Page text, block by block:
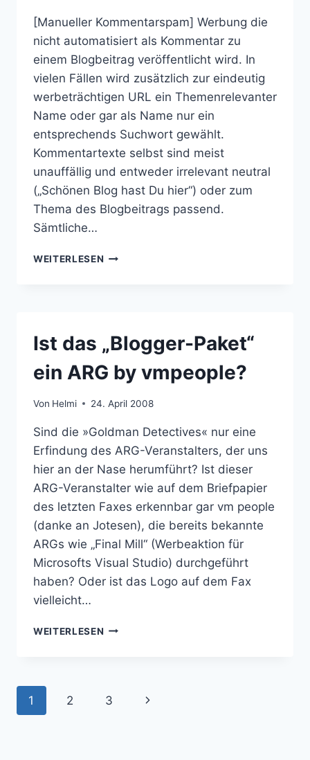
[Manueller Kommentarspam] Werbung die
nicht automatisiert als Kommentar zu
einem Blogbeitrag veröffentlicht wird. In
vielen Fällen wird zusätzlich zur eindeutig
werbeträchtigen URL ein Themenrelevanter
Name oder gar als Name nur ein
entsprechends Suchwort gewählt.
Kommentartexte selbst sind meist
unauffällig und entweder irrelevant neutral
(„Schönen Blog hast Du hier“) oder zum
Thema des Blogbeitrags passend.
Sämtliche…
WEITERLESEN MITMACH-
Ist das „Blogger-Paket“
ein ARG by vmpeople?
Von Helmi 24. April 2008
Sind die »Goldman Detectives« nur eine
Erfindung des ARG-Veranstalters, der uns
hier an der Nase herumführt? Ist dieser
ARG-Veranstalter wie auf dem Briefpapier
des letzten Faxes erkennbar gar vm people
(danke an Jotesen), die bereits bekannte
ARGs wie „Final Mill“ (Werbeaktion für
Microsofts Visual Studio) durchgeführt
haben? Oder ist das Logo auf dem Fax
vielleicht…
WEITERLESEN IST
ARG
Seitennavigation
1 2 3
Nächste